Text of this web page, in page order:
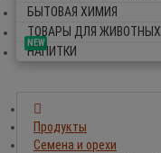
БЫТОВАЯ ХИМИЯ
ТОВАРЫ ДЛЯ ЖИВОТНЫХ
NEW
НАПИТКИ
Продукты
Семена и орехи